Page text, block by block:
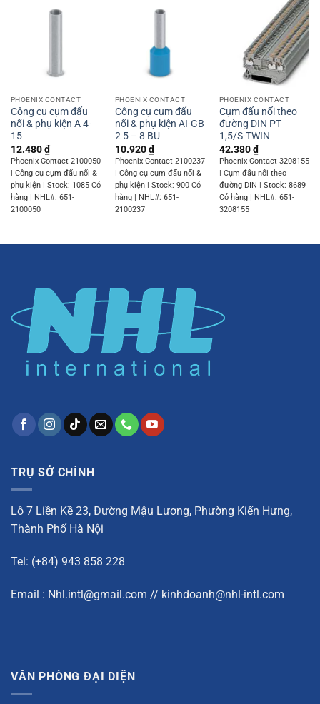
PHOENIX CONTACT
Công cụ cụm đấu
nối & phụ kiện A 4-
15
12.480₫
Phoenix Contact 2100050
| Công cụ cụm đấu nối &
phụ kiện | Stock: 1085 Có
hàng | NHL#: 651-
2100050
PHOENIX CONTACT
Công cụ cụm đấu
nối & phụ kiện AI-GB
2 5 – 8 BU
10.920₫
Phoenix Contact 2100237
| Công cụ cụm đấu nối &
phụ kiện | Stock: 900 Có
hàng | NHL#: 651-
2100237
PHOENIX CONTACT
Cụm đấu nối theo
đường DIN PT
1,5/S-TWIN
42.380₫
Phoenix Contact 3208155
| Cụm đấu nối theo
đường DIN | Stock: 8689
Có hàng | NHL#: 651-
3208155
TRỤ SỞ CHÍNH
Lô 7 Liền Kề 23, Đường Mậu Lương, Phường Kiến Hưng,
Thành Phố Hà Nội
Tel: (+84) 943 858 228
Email : Nhl.intl@gmail.com // kinhdoanh@nhl-intl.com
VĂN PHÒNG ĐẠI DIỆN